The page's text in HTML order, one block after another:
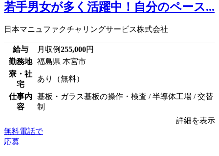
若手男女が多く活躍中！自分のペース...
日本マニュファクチャリングサービス株式会社
給与 月収例255,000円
勤務地
福島県 本宮市
寮・社
宅
あり（無料）
仕事内
容
基板・ガラス基板の操作・検査 / 半導体工場 / 交替
制
詳細を表示
無料電話で
応募